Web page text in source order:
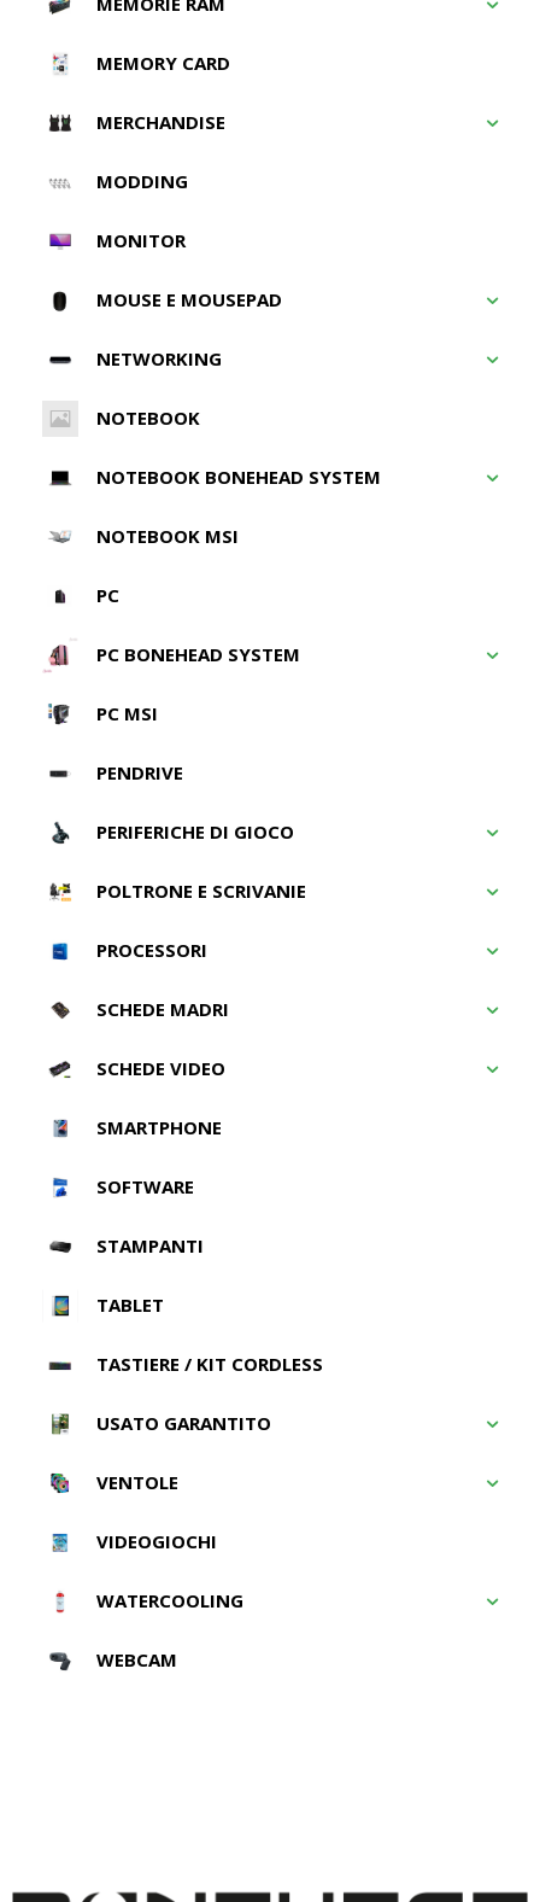
MEMORY CARD
MERCHANDISE
MODDING
MONITOR
MOUSE E MOUSEPAD
NETWORKING
NOTEBOOK
NOTEBOOK BONEHEAD SYSTEM
NOTEBOOK MSI
PC
PC BONEHEAD SYSTEM
PC MSI
PENDRIVE
PERIFERICHE DI GIOCO
POLTRONE E SCRIVANIE
PROCESSORI
SCHEDE MADRI
SCHEDE VIDEO
SMARTPHONE
SOFTWARE
STAMPANTI
TABLET
TASTIERE / KIT CORDLESS
USATO GARANTITO
VENTOLE
VIDEOGIOCHI
WATERCOOLING
WEBCAM